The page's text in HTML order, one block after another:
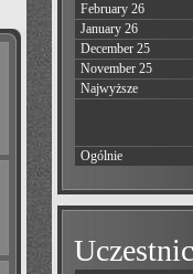
February 26
January 26
December 25
November 25
Najwyższe
Ogólnie